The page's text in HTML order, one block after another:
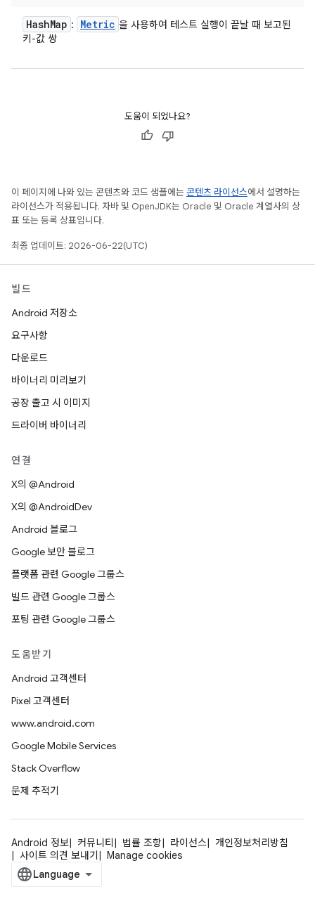
HashMap : Metric 을 사용하여 테스트 실행이 끝날 때 보고된
키-값 쌍
도움이 되었나요?
이 페이지에 나와 있는 콘텐츠와 코드 샘플에는 콘텐츠 라이선스에서 설명하는
라이선스가 적용됩니다. 자바 및 OpenJDK는 Oracle 및 Oracle 계열사의 상
표 또는 등록 상표입니다.
최종 업데이트: 2026-06-22(UTC)
빌드
Android 저장소
요구사항
다운로드
바이너리 미리보기
공장 출고 시 이미지
드라이버 바이너리
연결
X의 @Android
X의 @AndroidDev
Android 블로그
Google 보안 블로그
플랫폼 관련 Google 그룹스
빌드 관련 Google 그룹스
포팅 관련 Google 그룹스
도움받기
Android 고객센터
Pixel 고객센터
www.android.com
Google Mobile Services
Stack Overflow
문제 추적기
Android 정보 커뮤니티 법률 조항 라이선스
개인정보처리방침
사이트 의견 보내기
Manage cookies